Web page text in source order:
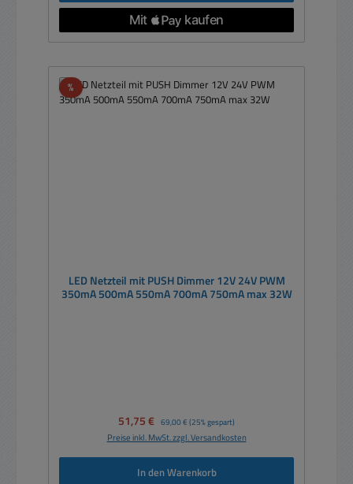
%Rabatt
LED Netzteil mit PUSH Dimmer 12V 24V PWM
350mA 500mA 550mA 700mA 750mA max 32W
Verkaufspreis:
51,75 € Regulärer Preis:
69,00 € (25% gespart)
Preise inkl. MwSt. zzgl. Versandkosten
In den Warenkorb